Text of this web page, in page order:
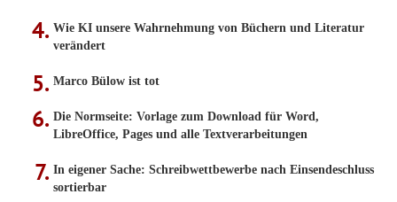
Wie KI unsere Wahrnehmung von Büchern und Literatur
verändert
Marco Bülow ist tot
Die Normseite: Vorlage zum Download für Word,
LibreOffice, Pages und alle Textverarbeitungen
In eigener Sache: Schreibwettbewerbe nach Einsendeschluss
sortierbar